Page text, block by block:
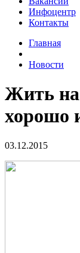
Инфоцентр
Контакты
Главная
Новости
Жить на
хорошо
03.12.2015